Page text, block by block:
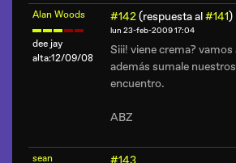
Alan Woods
dee jay
alta:12/09/08
#142(respuesta al#141)
lun 23-feb-2009 17:04
Siii! viene crema?
además sumale
encuentro.
ABZ
sean #143